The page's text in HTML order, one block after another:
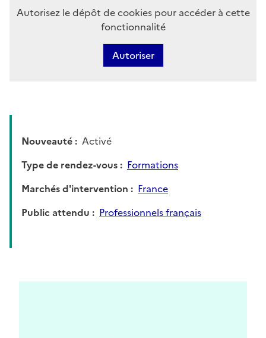
Autorisez le dépôt de cookies pour accéder à cette
fonctionnalité
Autoriser
Nouveauté
Activé
Type de rendez-vous
Formations
Marchés d'intervention
France
Public attendu
Professionnels français